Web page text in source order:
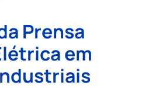
Prensa
em